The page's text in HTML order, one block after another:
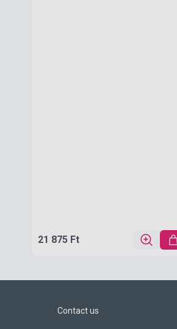
21 875 Ft
Contact us